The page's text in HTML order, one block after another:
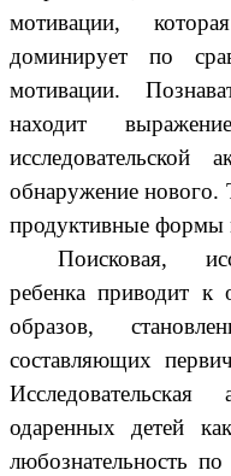
мотивации,
доминирует по
мотивации.
находит
исследовательской
обнаружение нового.
продуктивные
Поисковая,
ребенка приводит
образов,
составляющих
одаренных детей
любознательность